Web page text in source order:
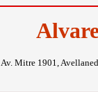
Av. Mitre 1901,